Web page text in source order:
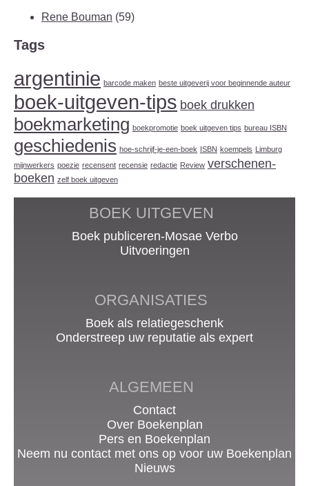
Rene Bouman (59)
Tags
argentinie barcode maken beste uitgeverij voor beginnende auteur
boek-uitgeven-tips boek drukken
boekmarketing boekpromotie boek uitgeven tips bureau ISBN
geschiedenis hoe-schrijf-je-een-boek ISBN koempels Limburg
mijnwerkers poezie recensent recensie redactie Review verschenen-
boeken zelf boek uitgeven
BOEK UITGEVEN
Boek publiceren-Mosae Verbo
Uitvoeringen
ORGANISATIES
Boek als relatiegeschenk
Onderstreep uw reputatie als expert
ALGEMEEN
Contact
Over Boekenplan
Pers en Boekenplan
Neem nu contact met ons op voor uw Boekenplan
Nieuws